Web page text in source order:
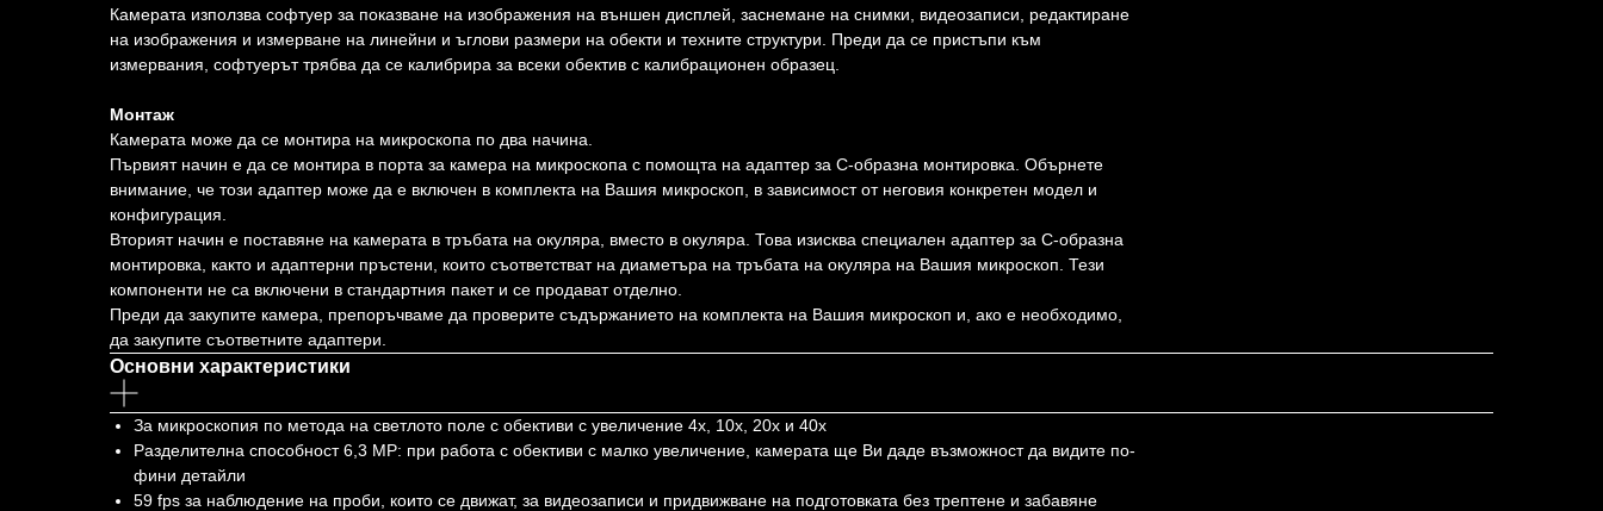
Камерата използва софтуер за показване на изображения на външен дисплей, заснемане на снимки, видеозаписи, редактиране
на изображения и измерване на линейни и ъглови размери на обекти и техните структури. Преди да се пристъпи към
измервания, софтуерът трябва да се калибрира за всеки обектив с калибрационен образец.
Монтаж
Камерата може да се монтира на микроскопа по два начина.
Първият начин е да се монтира в порта за камера на микроскопа с помощта на адаптер за С-образна монтировка. Обърнете
внимание, че този адаптер може да е включен в комплекта на Вашия микроскоп, в зависимост от неговия конкретен модел и
конфигурация.
Вторият начин е поставяне на камерата в тръбата на окуляра, вместо в окуляра. Това изисква специален адаптер за С-образна
монтировка, както и адаптерни пръстени, които съответстват на диаметъра на тръбата на окуляра на Вашия микроскоп. Тези
компоненти не са включени в стандартния пакет и се продават отделно.
Преди да закупите камера, препоръчваме да проверите съдържанието на комплекта на Вашия микроскоп и, ако е необходимо,
да закупите съответните адаптери.
Основни характеристики
За микроскопия по метода на светлото поле с обективи с увеличение 4x, 10x, 20x и 40x
Разделителна способност 6,3 МР: при работа с обективи с малко увеличение, камерата ще Ви даде възможност да видите по-
фини детайли
59 fps за наблюдение на проби, които се движат, за видеозаписи и придвижване на подготовката без трептене и забавяне